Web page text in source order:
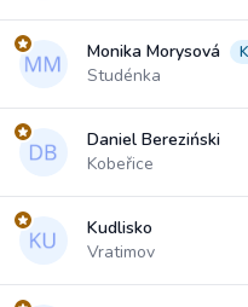
Monika Morysová
Studénka
Daniel Bereziński
Kobeřice
Kudlisko
Vratimov